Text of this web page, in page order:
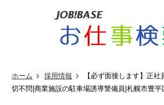
ホーム 採用情報
【必ず面接します】正
切不問|商業施設の駐車場誘導警備員|札幌市豊平